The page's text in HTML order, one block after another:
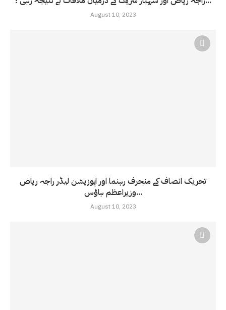
August 10, 2023
تحریک انصاف کے منحرف رہنما اور اپوزیشن لیڈر راجہ ریاض
وزیراعظم ہاؤس...
August 10, 2023